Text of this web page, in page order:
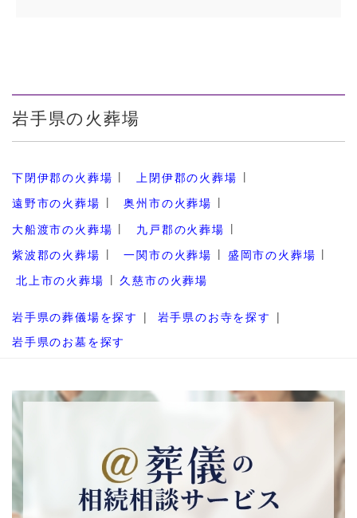
岩手県の火葬場
下閉伊郡の火葬場
上閉伊郡の火葬場
遠野市の火葬場
奥州市の火葬場
大船渡市の火葬場
九戸郡の火葬場
紫波郡の火葬場
一関市の火葬場
盛岡市の火葬場
北上市の火葬場
久慈市の火葬場
岩手県の葬儀場を探す
岩手県のお寺を探す
岩手県のお墓を探す